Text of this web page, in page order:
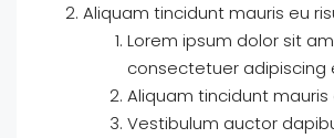
Aliquam tincidunt mauris eu
Lorem ipsum dolor sit
consectetuer adipiscing
Aliquam tincidunt mauris
Vestibulum auctor